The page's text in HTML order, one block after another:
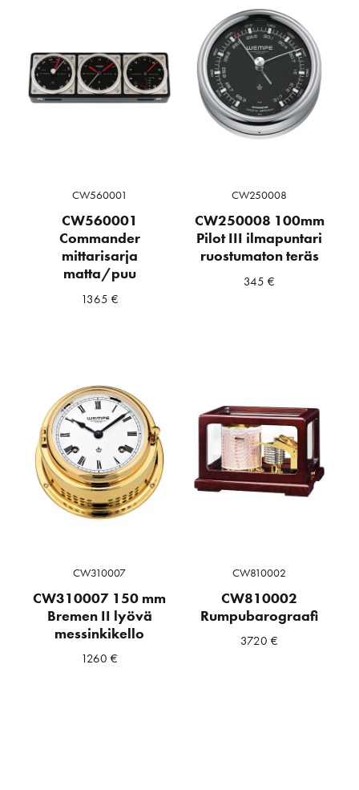
CW560001
CW560001
Commander
mittarisarja
matta/puu
1365 €
CW250008
CW250008 100mm
Pilot III ilmapuntari
ruostumaton teräs
345€
CW310007
CW310007 150 mm
Bremen II lyövä
messinkikello
1260€
CW810002
CW810002
Rumpubarograafi
3720€